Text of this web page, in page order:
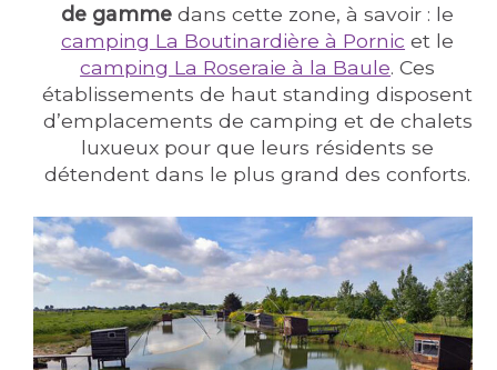
de gamme dans cette zone, à savoir : le
camping La Boutinardière à Pornic et le
camping La Roseraie à la Baule. Ces
établissements de haut standing disposent
d’emplacements de camping et de chalets
luxueux pour que leurs résidents se
détendent dans le plus grand des conforts.